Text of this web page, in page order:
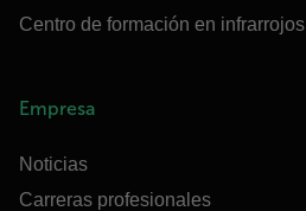
Centro de formación en infrarrojos
Empresa
Noticias
Carreras profesionales